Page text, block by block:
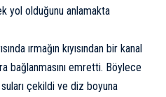
yol olduğunu anlamakta
ırmağın kıyısından bir kanal
bağlanmasını emretti. Böylece
suları çekildi ve diz boyuna